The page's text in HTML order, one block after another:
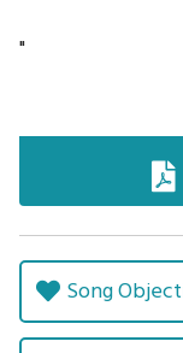
"
Song